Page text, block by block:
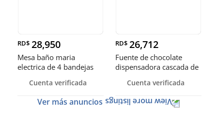
RD$ 28,950
Mesa baño maria
electrica de 4 bandejas
Cuenta verificada
RD$ 26,712
Fuente de chocolate
dispensadora cascada de
Cuenta verificada
Ver más anuncios